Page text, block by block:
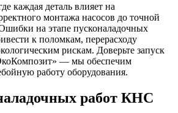
каждая деталь влияет на
монтажа насосов до точной
на этапе пусконаладочных
к поломкам, перерасходу
рискам. Доверьте запуск
— мы обеспечим
работу оборудования.
работ КНС